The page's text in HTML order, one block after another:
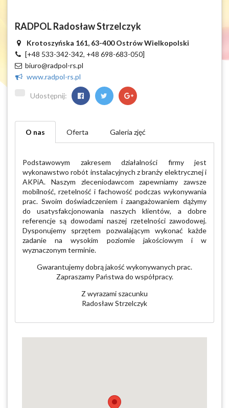
RADPOL Radosław Strzelczyk
Krotoszyńska 161, 63-400 Ostrów Wielkopolski
[+48 533-342-342, +48 698-683-050]
biuro@radpol-rs.pl
www.radpol-rs.pl
Udostępnij:
O nas Oferta Galeria zjęć
Podstawowym zakresem działalności firmy jest
wykonawstwo robót instalacyjnych z branży elektrycznej i
AKPiA. Naszym zleceniodawcom zapewniamy zawsze
mobilność, rzetelność i fachowość podczas wykonywania
prac. Swoim doświadczeniem i zaangażowaniem dążymy
do usatysfakcjonowania naszych klientów, a dobre
referencje są dowodami naszej rzetelności zawodowej.
Dysponujemy sprzętem pozwalającym wykonać każde
zadanie na wysokim poziomie jakościowym i w
wyznaczonym terminie.
Gwarantujemy dobrą jakość wykonywanych prac.
Zapraszamy Państwa do współpracy.
Z wyrazami szacunku
Radosław Strzelczyk